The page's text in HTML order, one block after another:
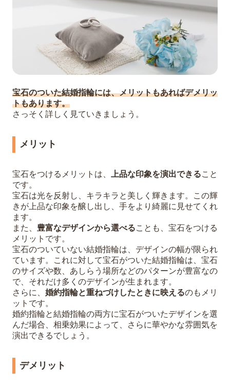
宝石のついた結婚指輪には、メリットもあればデメリッ
トもあります。
さっそく詳しく見ていきましょう。
メリット
宝石をつけるメリットは、 上品な印象を演出できること
です。
宝石は光を反射し、キラキラと美しく輝きます。この輝
きが上品な印象を醸し出し、手をより綺麗に見せてくれ
ます。
また、 豊富なデザインから選べることも、宝石をつける
メリットです。
宝石のついていない結婚指輪は、デザインの幅が限られ
ています。これに対して宝石がついた結婚指輪は、宝石
のサイズや数、あしらう場所などのパターンが豊富なの
で、それだけ多くのデザインが生まれます。
さらに、 婚約指輪と重ねづけしたときに映えるのもメリ
ットです。
婚約指輪と結婚指輪の両方に宝石がついたデザインを選
んだ場合、相乗効果によって、さらに華やかな雰囲気を
演出できるでしょう。
デメリット